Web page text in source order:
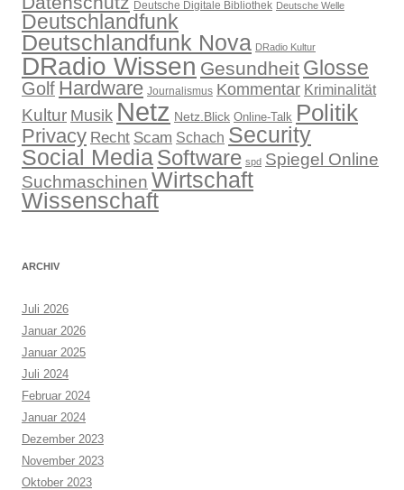
Deutsche Digitale Bibliothek Deutsche Welle
Deutschlandfunk
Deutschlandfunk Nova DRadio Kultur
DRadio Wissen Gesundheit Glosse
Golf Hardware Journalismus Kommentar Kriminalität
Kultur Musik Netz Netz.Blick Online-Talk Politik
Privacy Recht Scam Schach Security
Social MediaSoftware spd Spiegel Online
Suchmaschinen Wirtschaft
Wissenschaft
ARCHIV
Juli 2026
Januar 2026
Januar 2025
Juli 2024
Februar 2024
Januar 2024
Dezember 2023
November 2023
Oktober 2023